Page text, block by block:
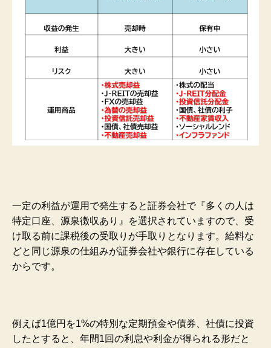
一定の利益が運用で発生すると証券会社で『多くの人は
特定口座、源泉徴収あり』を選択されていますので、受
け取る前に課税後の受取りが手取りとなります。給料な
どと同じ源泉の仕組みが証券会社や銀行に存在している
からです。
例えば1億円を1%の特別な定期預金や債券、社債に投資
したとすると、年間1回の利息や利金が得られる形だと